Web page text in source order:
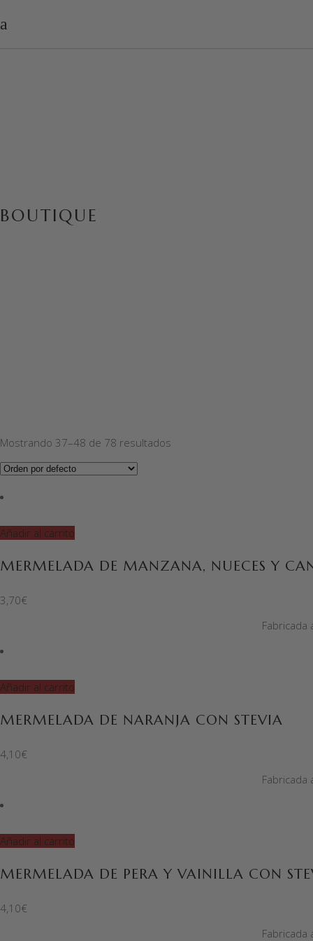
BOUTIQUE
Mostrando 37–48 de 78 resultados
Añadir al carrito
MERMELADA DE MANZANA, NUECES Y
3,70€
Añadir al carrito
MERMELADA DE NARANJA CON STEVIA
4,10€
Añadir al carrito
MERMELADA DE PERA Y VAINILLA CON
4,10€